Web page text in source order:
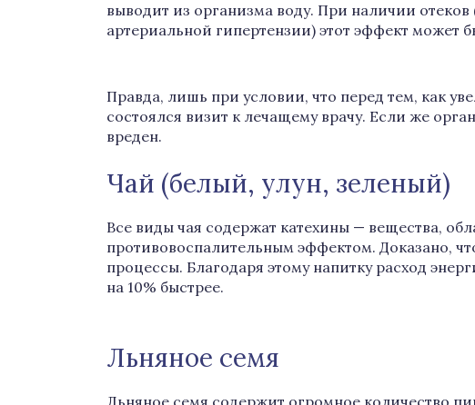
выводит из организма воду. При наличии отеков
артериальной гипертензии) этот эффект может
Правда, лишь при условии, что перед тем, как
состоялся визит к лечащему врачу. Если же
вреден.
Чай (белый, улун, зеленый)
Все виды чая содержат катехины — вещества,
противовоспалительным эффектом. Доказано,
процессы. Благодаря этому напитку расход
на 10% быстрее.
Льняное семя
Льняное семя содержит огромное количество